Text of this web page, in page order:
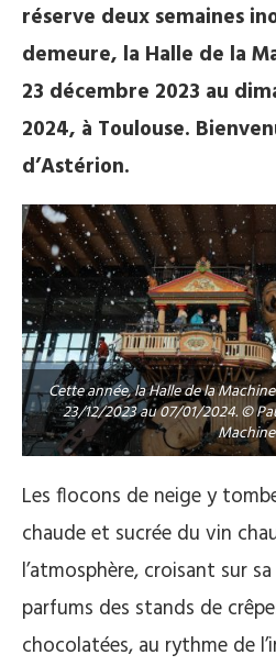
réserve deux semaines
demeure, la Halle de la
23 décembre 2023 au
2024, à Toulouse.
d’Astérion.
Cette année, la Halle de la
23/12/2023 au 07/01/2024. ©
Machine
Les flocons de neige y
chaude et sucrée du vin
l’atmosphère, croisant sur
parfums des stands de
chocolatées, au rythme de